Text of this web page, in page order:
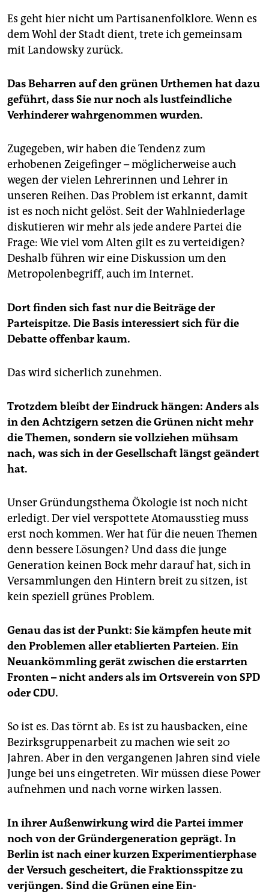
Es geht hier nicht um Partisanenfolklore. Wenn es
dem Wohl der Stadt dient, trete ich gemeinsam
mit Landowsky zurück.
Das Beharren auf den grünen Urthemen hat dazu
geführt, dass Sie nur noch als lustfeindliche
Verhinderer wahrgenommen wurden.
Zugegeben, wir haben die Tendenz zum
erhobenen Zeigefinger – möglicherweise auch
wegen der vielen Lehrerinnen und Lehrer in
unseren Reihen. Das Problem ist erkannt, damit
ist es noch nicht gelöst. Seit der Wahlniederlage
diskutieren wir mehr als jede andere Partei die
Frage: Wie viel vom Alten gilt es zu verteidigen?
Deshalb führen wir eine Diskussion um den
Metropolenbegriff, auch im Internet.
Dort finden sich fast nur die Beiträge der
Parteispitze. Die Basis interessiert sich für die
Debatte offenbar kaum.
Das wird sicherlich zunehmen.
Trotzdem bleibt der Eindruck hängen: Anders als
in den Achtzigern setzen die Grünen nicht mehr
die Themen, sondern sie vollziehen mühsam
nach, was sich in der Gesellschaft längst geändert
hat.
Unser Gründungsthema Ökologie ist noch nicht
erledigt. Der viel verspottete Atomausstieg muss
erst noch kommen. Wer hat für die neuen Themen
denn bessere Lösungen? Und dass die junge
Generation keinen Bock mehr darauf hat, sich in
Versammlungen den Hintern breit zu sitzen, ist
kein speziell grünes Problem.
Genau das ist der Punkt: Sie kämpfen heute mit
den Problemen aller etablierten Parteien. Ein
Neuankömmling gerät zwischen die erstarrten
Fronten – nicht anders als im Ortsverein von SPD
oder CDU.
So ist es. Das törnt ab. Es ist zu hausbacken, eine
Bezirksgruppenarbeit zu machen wie seit 20
Jahren. Aber in den vergangenen Jahren sind viele
Junge bei uns eingetreten. Wir müssen diese Power
aufnehmen und nach vorne wirken lassen.
In ihrer Außenwirkung wird die Partei immer
noch von der Gründergeneration geprägt. In
Berlin ist nach einer kurzen Experimentierphase
der Versuch gescheitert, die Fraktionsspitze zu
verjüngen. Sind die Grünen eine Ein-